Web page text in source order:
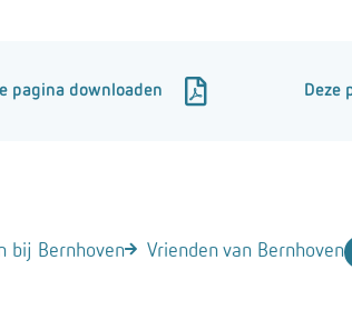
pagina downloaden Deze
bij Bernhoven Vrienden van Bernhoven